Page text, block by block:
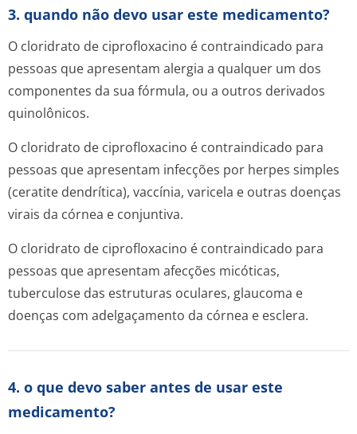
3. quando não devo usar este medicamento?
O cloridrato de ciprofloxacino é contraindicado para
pessoas que apresentam alergia a qualquer um dos
componentes da sua fórmula, ou a outros derivados
quinolônicos.
O cloridrato de ciprofloxacino é contraindicado para
pessoas que apresentam infecções por herpes simples
(ceratite dendrítica), vaccínia, varicela e outras doenças
virais da córnea e conjuntiva.
O cloridrato de ciprofloxacino é contraindicado para
pessoas que apresentam afecções micóticas,
tuberculose das estruturas oculares, glaucoma e
doenças com adelgaçamento da córnea e esclera.
4. o que devo saber antes de usar este
medicamento?